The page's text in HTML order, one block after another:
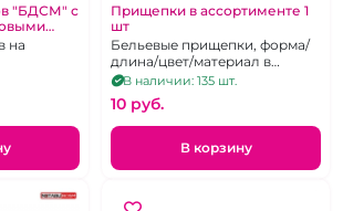
"БДСМ" с
на
Прищепки в ассортименте 1
шт
Бельевые прищепки, форма/
длина/цвет/материал в
ассортименте
В наличии: 135 шт.
10 pуб.
В корзину